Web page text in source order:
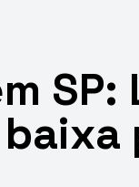
SP: